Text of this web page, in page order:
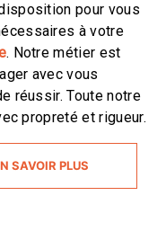
pour vous
à votre
. Notre métier est
avec vous
réussir. Toute notre
propreté et rigueur.
SAVOIR PLUS